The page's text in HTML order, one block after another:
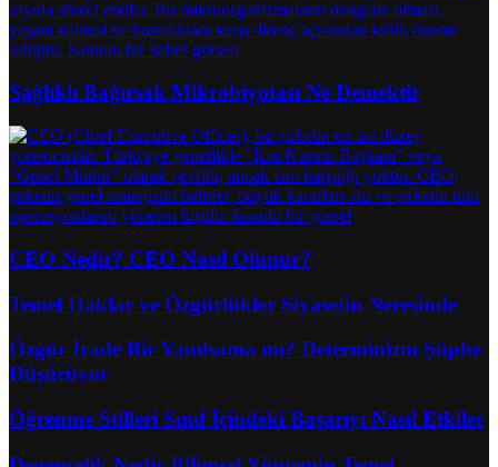
Sağlıklı Bağırsak Mikrobiyotası Ne Demektir
CEO Nedir? CEO Nasıl Olunur?
Temel Haklar ve Özgürlükler Siyasetin Neresinde
Özgür İrade Bir Yanılsama mı? Determinizm Şüphe
Düşürüyor
Öğrenme Stilleri Sınıf İçindeki Başarıyı Nasıl Etkiler